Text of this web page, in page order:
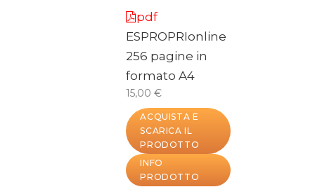
pdf
ESPROPRIonline
256 pagine in
formato A4
15,00 €
ACQUISTA E
SCARICA IL
PRODOTTO
INFO
PRODOTTO